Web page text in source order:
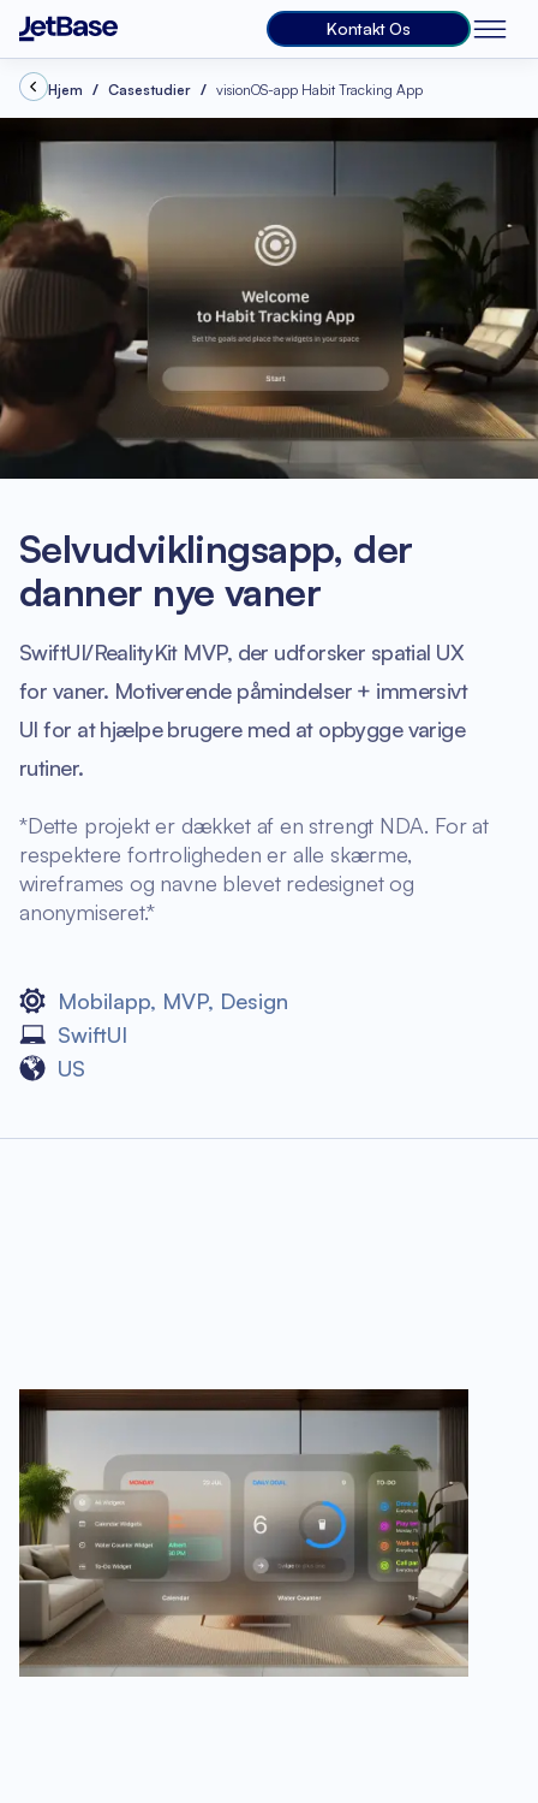
Kontakt Os
Selvudviklingsapp, der
danner nye vaner
SwiftUI/RealityKit MVP, der udforsker spatial UX
for vaner. Motiverende påmindelser + immersivt
UI for at hjælpe brugere med at opbygge varige
rutiner.
*Dette projekt er dækket af en strengt NDA. For at
respektere fortroligheden er alle skærme,
wireframes og navne blevet redesignet og
anonymiseret.*
Mobilapp, MVP, Design
SwiftUI
US
Hjem Casestudier visionOS-app Habit Tracking App